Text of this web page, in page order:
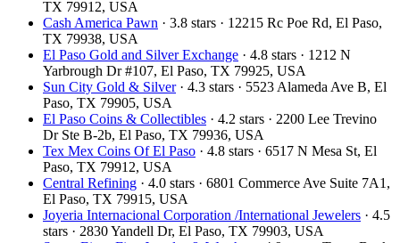
TX 79912, USA
Cash America Pawn · 3.8 stars · 12215 Rc Poe Rd, El Paso,
TX 79938, USA
El Paso Gold and Silver Exchange · 4.8 stars · 1212 N
Yarbrough Dr #107, El Paso, TX 79925, USA
Sun City Gold & Silver· 4.3 stars · 5523 Alameda Ave B, El
Paso, TX 79905, USA
El Paso Coins & Collectibles · 4.2 stars · 2200 Lee Trevino
Dr Ste B-2b, El Paso, TX 79936, USA
Tex Mex Coins Of El Paso · 4.8 stars · 6517 N Mesa St, El
Paso, TX 79912, USA
Central Refining · 4.0 stars · 6801 Commerce Ave Suite 7A1,
El Paso, TX 79915, USA
Joyeria Internacional Corporation /International Jewelers · 4.5
stars · 2830 Yandell Dr, El Paso, TX 79903, USA